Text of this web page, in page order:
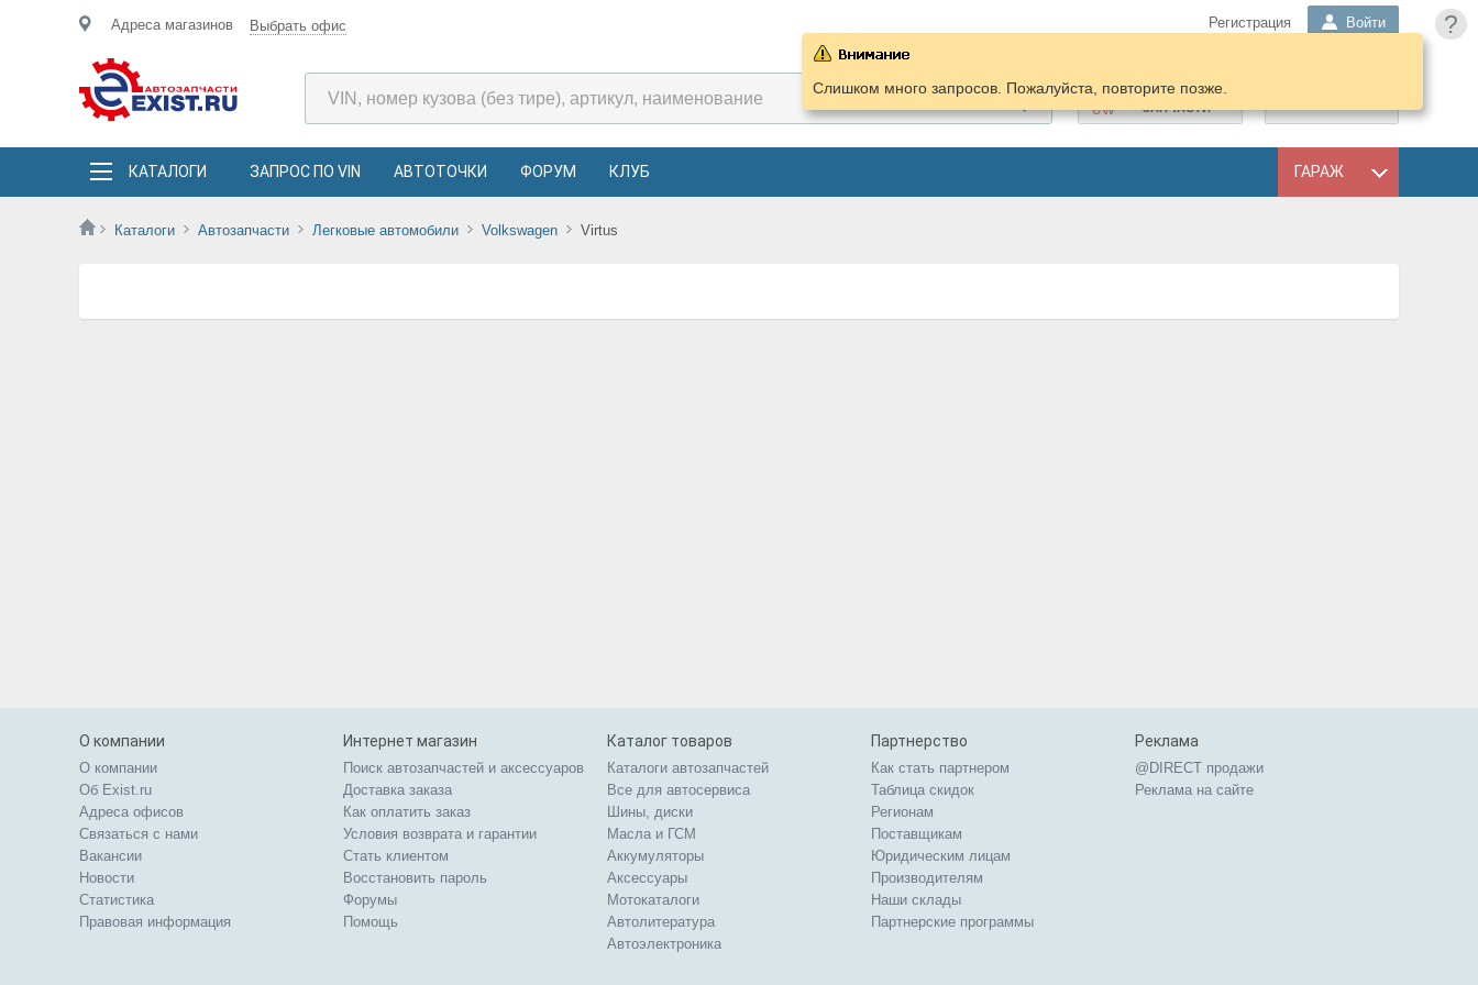
?
Адреса магазинов Выбрать офис Регистрация Войти
ПОДОБРАТЬ
ЗАПЧАСТИ
КАТАЛОГИ ЗАПРОС ПО VIN АВТОТОЧКИ ФОРУМ КЛУБ ГАРАЖ
Каталоги Автозапчасти Легковые автомобили Volkswagen Virtus
Слишком много запросов. Пожалуйста, повторите позже.
О компании
О компании
Об Exist.ru
Адреса офисов
Связаться с нами
Вакансии
Новости
Статистика
Правовая информация
Интернет магазин
Поиск автозапчастей и аксессуаров
Доставка заказа
Как оплатить заказ
Условия возврата и гарантии
Стать клиентом
Восстановить пароль
Форумы
Помощь
Каталог товаров
Каталоги автозапчастей
Все для автосервиса
Шины, диски
Масла и ГСМ
Аккумуляторы
Аксессуары
Мотокаталоги
Автолитература
Автоэлектроника
Партнерство
Как стать партнером
Таблица скидок
Регионам
Поставщикам
Юридическим лицам
Производителям
Наши склады
Партнерские программы
Реклама
@DIRECT продажи
Реклама на сайте